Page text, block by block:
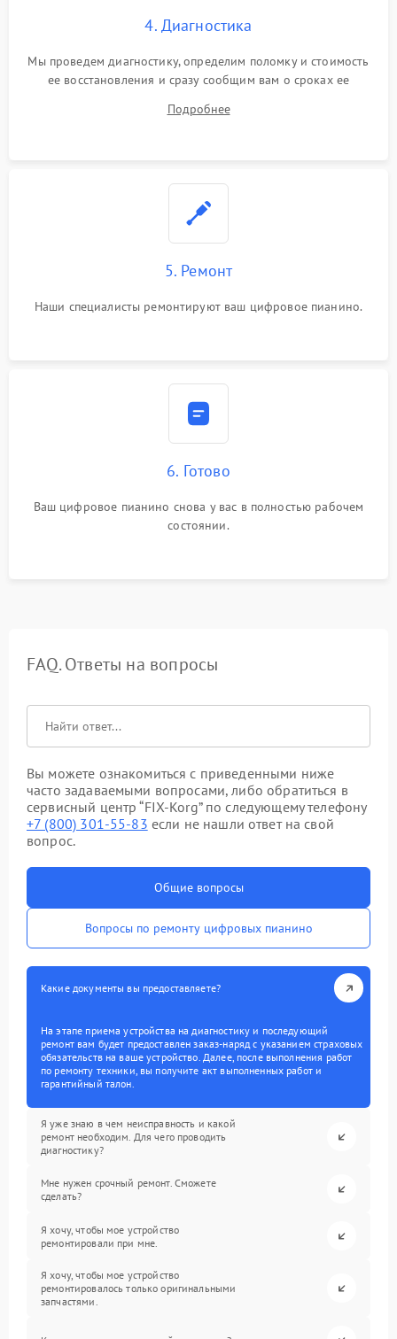
4. Диагностика
Мы проведем диагностику, определим поломку и стоимость
ее восстановления и сразу сообщим вам о сроках ее
Подробнее
5. Ремонт
Наши специалисты ремонтируют ваш цифровое пианино.
6. Готово
Ваш цифровое пианино снова у вас в полностью рабочем
состоянии.
FAQ. Ответы на вопросы
Вы можете ознакомиться с приведенными ниже
часто задаваемыми вопросами, либо обратиться в
сервисный центр “FIX-Korg” по следующему телефону
+7 (800) 301-55-83 если не нашли ответ на свой
вопрос.
Общие вопросы
Вопросы по ремонту цифровых пианино
Какие документы вы предоставляете?
На этапе приема устройства на диагностику и последующий
ремонт вам будет предоставлен заказ-наряд с указанием страховых
обязательств на ваше устройство. Далее, после выполнения работ
по ремонту техники, вы получите акт выполненных работ и
гарантийный талон.
Я уже знаю в чем неисправность и какой
ремонт необходим. Для чего проводить
диагностику?
Мне нужен срочный ремонт. Сможете
сделать?
Я хочу, чтобы мое устройство
ремонтировали при мне.
Я хочу, чтобы мое устройство
ремонтировалось только оригинальными
запчастями.